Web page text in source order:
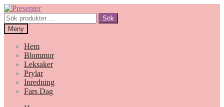
Hoppa
till
navigering
Gå
till
innehåll
Sök
efter:
Sök
Meny
Hem
Blommor
Leksaker
Prylar
Inredning
Fars Dag